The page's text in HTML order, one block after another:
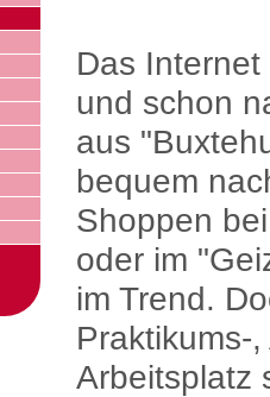
Das
und schon
aus
bequem
Shoppen
oder im
im Trend.
Praktikums-
Arbeitsplatz